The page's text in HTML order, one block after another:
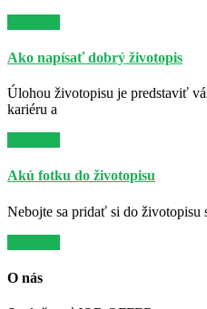
Ako napísať dobrý životopis
Úlohou životopisu je predstaviť
kariéru a
Akú fotku do životopisu
Nebojte sa pridať si do životopisu
O nás